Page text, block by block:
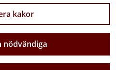
kakor
nödvändiga
närmare